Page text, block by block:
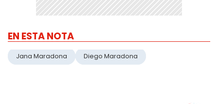
EN ESTA NOTA
Jana Maradona Diego Maradona